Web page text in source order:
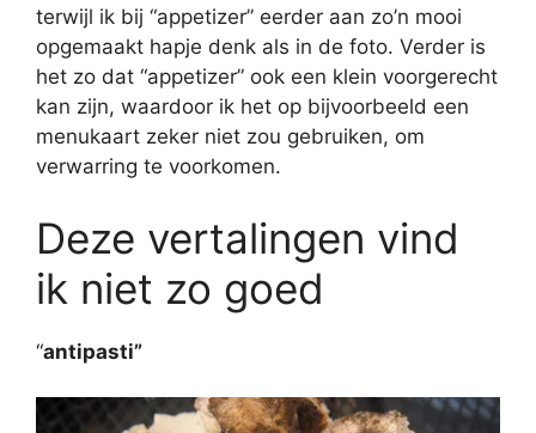
terwijl ik bij “appetizer” eerder aan zo’n mooi
opgemaakt hapje denk als in de foto. Verder is
het zo dat “appetizer” ook een klein voorgerecht
kan zijn, waardoor ik het op bijvoorbeeld een
menukaart zeker niet zou gebruiken, om
verwarring te voorkomen.
Deze vertalingen vind
ik niet zo goed
“antipasti”